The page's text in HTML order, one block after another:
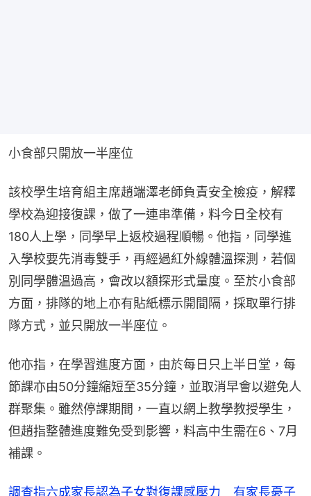
小食部只開放一半座位
該校學生培育組主席趙端澤老師負責安全檢疫，解釋
學校為迎接復課，做了一連串準備，料今日全校有
180人上學，同學早上返校過程順暢。他指，同學進
入學校要先消毒雙手，再經過紅外線體溫探測，若個
別同學體溫過高，會改以額探形式量度。至於小食部
方面，排隊的地上亦有貼紙標示開間隔，採取單行排
隊方式，並只開放一半座位。
他亦指，在學習進度方面，由於每日只上半日堂，每
節課亦由50分鐘縮短至35分鐘，並取消早會以避免人
群聚集。雖然停課期間，一直以網上教學教授學生，
但趙指整體進度難免受到影響，料高中生需在6、7月
補課。
調查指六成家長認為子女對復課感壓力 有家長憂子